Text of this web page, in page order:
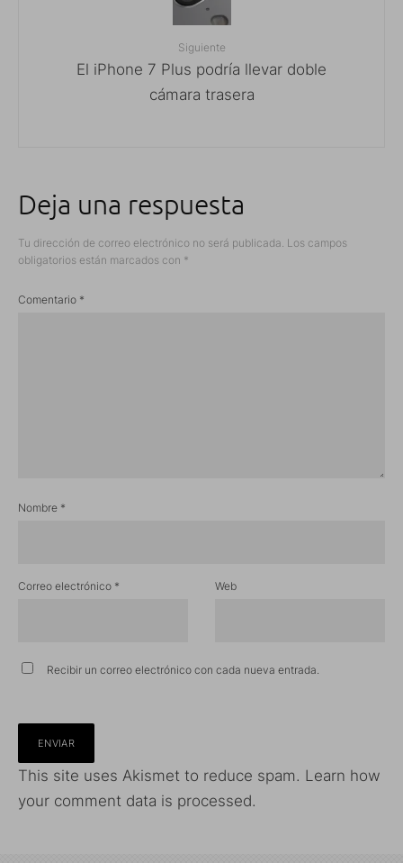
Siguiente
El iPhone 7 Plus podría llevar doble
cámara trasera
Deja una respuesta
Tu dirección de correo electrónico no será publicada. Los campos
obligatorios están marcados con *
Comentario *
Nombre *
Correo electrónico * Web
Recibir un correo electrónico con cada nueva entrada.
This site uses Akismet to reduce spam. Learn how
your comment data is processed.